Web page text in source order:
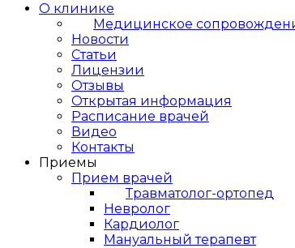
О клинике
Медицинское
Новости
Статьи
Лицензии
Отзывы
Открытая информация
Расписание врачей
Видео
Контакты
Приемы
Прием врачей
Травматолог-ортопед
Невролог
Кардиолог
Мануальный терапевт